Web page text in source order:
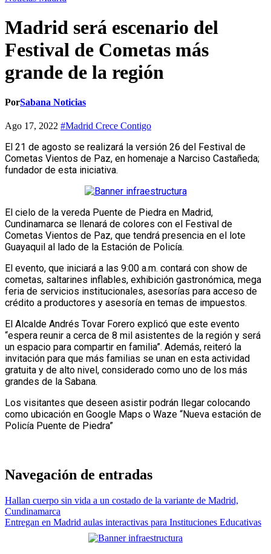
Madrid será escenario del
Festival de Cometas más
grande de la región
PorSabana Noticias
Ago 17, 2022 #Madrid Crece Contigo
El 21 de agosto se realizará la versión 26 del Festival de
Cometas Vientos de Paz, en homenaje a Narciso Castañeda;
fundador de esta iniciativa.
El cielo de la vereda Puente de Piedra en Madrid,
Cundinamarca se llenará de colores con el Festival de
Cometas Vientos de Paz, que tendrá presencia en el lote
Guayaquil al lado de la Estación de Policía.
El evento, que iniciará a las 9:00 a.m. contará con show de
cometas, saltarines inflables, exhibición gastronómica, mega
feria de servicios institucionales, asesorías para acceso de
crédito a productores y asesoría en temas de impuestos.
El Alcalde Andrés Tovar Forero explicó que este evento
“espera reunir a cerca de 8 mil asistentes de la región y será
un espacio para compartir en familia”. Además, reiteró la
invitación para que más familias se unan en esta actividad
gratuita y de alto nivel, considerado como uno de los más
grandes de la Sabana.
Los visitantes que deseen asistir podrán llegar colocando
como ubicación en Google Maps o Waze “Nueva estación de
Policía Puente de Piedra”
Navegación de entradas
Hallan cuerpo sin vida a un costado de la variante de Madrid,
Cundinamarca
Entregan en Madrid aulas interactivas para Instituciones Educativas